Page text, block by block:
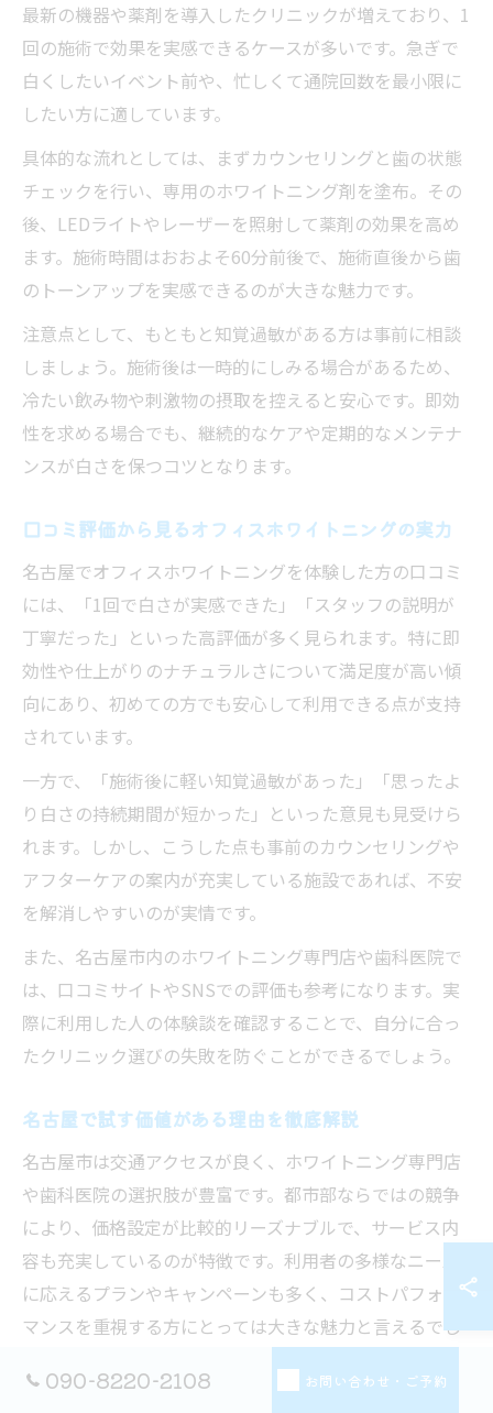
最新の機器や薬剤を導入したクリニックが増えており、1
回の施術で効果を実感できるケースが多いです。急ぎで
白くしたいイベント前や、忙しくて通院回数を最小限に
したい方に適しています。
具体的な流れとしては、まずカウンセリングと歯の状態
チェックを行い、専用のホワイトニング剤を塗布。その
後、LEDライトやレーザーを照射して薬剤の効果を高め
ます。施術時間はおおよそ60分前後で、施術直後から歯
のトーンアップを実感できるのが大きな魅力です。
注意点として、もともと知覚過敏がある方は事前に相談
しましょう。施術後は一時的にしみる場合があるため、
冷たい飲み物や刺激物の摂取を控えると安心です。即効
性を求める場合でも、継続的なケアや定期的なメンテナ
ンスが白さを保つコツとなります。
口コミ評価から見るオフィスホワイトニングの実力
名古屋でオフィスホワイトニングを体験した方の口コミ
には、「1回で白さが実感できた」「スタッフの説明が
丁寧だった」といった高評価が多く見られます。特に即
効性や仕上がりのナチュラルさについて満足度が高い傾
向にあり、初めての方でも安心して利用できる点が支持
されています。
一方で、「施術後に軽い知覚過敏があった」「思ったよ
り白さの持続期間が短かった」といった意見も見受けら
れます。しかし、こうした点も事前のカウンセリングや
アフターケアの案内が充実している施設であれば、不安
を解消しやすいのが実情です。
また、名古屋市内のホワイトニング専門店や歯科医院で
は、口コミサイトやSNSでの評価も参考になります。実
際に利用した人の体験談を確認することで、自分に合っ
たクリニック選びの失敗を防ぐことができるでしょう。
名古屋で試す価値がある理由を徹底解説
名古屋市は交通アクセスが良く、ホワイトニング専門店
や歯科医院の選択肢が豊富です。都市部ならではの競争
により、価格設定が比較的リーズナブルで、サービス内
容も充実しているのが特徴です。利用者の多様なニーズ
に応えるプランやキャンペーンも多く、コストパフォー
マンスを重視する方にとっては大きな魅力と言えるでし
090-8220-2108 お問い合わせ・ご予約